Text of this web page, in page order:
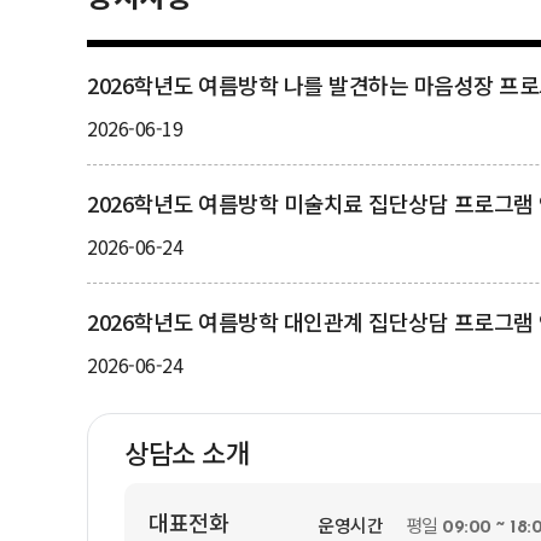
2026학년도 여름방학 나를 발견하는 마음성장 프
2026-06-19
2026학년도 여름방학 미술치료 집단상담 프로그램
2026-06-24
2026학년도 여름방학 대인관계 집단상담 프로그램
2026-06-24
상담소 소개
대표전화 운영시간 평일 09:00 ~